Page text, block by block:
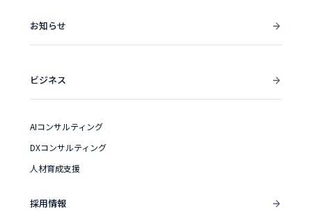
お知らせ
ビジネス
AIコンサルティング
DXコンサルティング
人材育成支援
採用情報